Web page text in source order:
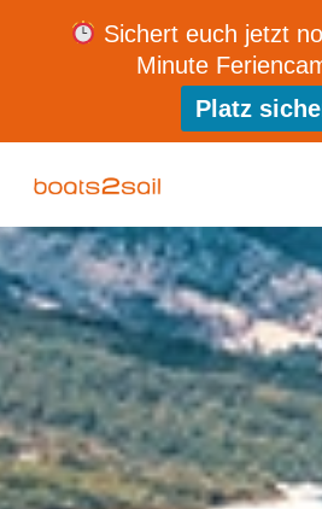
Sichert euch jetzt
Minute
Platz